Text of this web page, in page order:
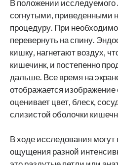
В положении исследуемого
согнутыми, приведенными
процедуру. При
перевернуть на спину.
кишку, нагнетают воздух,
кишечинк, и постепенно
дальше. Все время на
отображается изображение
оценивает цвет, блеск,
слизистой оболочки
В ходе исследования
ощущения разной